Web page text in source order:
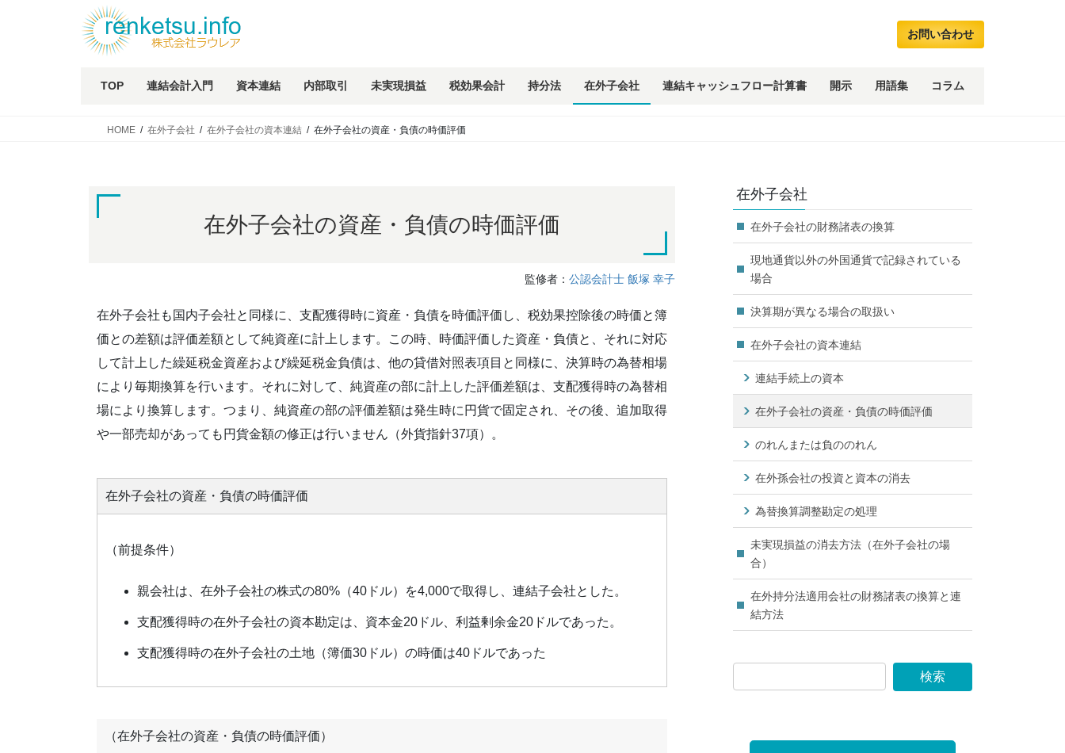
お問い合わせ
TOP 連結会計入門 資本連結 内部取引 未実現損益 税効果会計 持分法 在外子会社 連結キャッシュフロー計算書 開示 用語集 コラム
HOME 在外子会社 在外子会社の資本連結 在外子会社の資産・負債の時価評価
在外子会社の資産・負債の時価評価
監修者： 公認会計士 飯塚 幸子
在外子会社も国内子会社と同様に、支配獲得時に資産・負債を時価評価し、税効果控除後の時価と簿
価との差額は評価差額として純資産に計上します。この時、時価評価した資産・負債と、それに対応
して計上した繰延税金資産および繰延税金負債は、他の貸借対照表項目と同様に、決算時の為替相場
により毎期換算を行います。それに対して、純資産の部に計上した評価差額は、支配獲得時の為替相
場により換算します。つまり、純資産の部の評価差額は発生時に円貨で固定され、その後、追加取得
や一部売却があっても円貨金額の修正は行いません（外貨指針37項）。
在外子会社の資産・負債の時価評価
（前提条件）
親会社は、在外子会社の株式の80%（40ドル）を4,000で取得し、連結子会社とした。
支配獲得時の在外子会社の資本勘定は、資本金20ドル、利益剰余金20ドルであった。
支配獲得時の在外子会社の土地（簿価30ドル）の時価は40ドルであった
（在外子会社の資産・負債の時価評価）
在外子会社
在外子会社の財務諸表の換算
現地通貨以外の外国通貨で記録されている
場合
決算期が異なる場合の取扱い
在外子会社の資本連結
連結手続上の資本
在外子会社の資産・負債の時価評価
のれんまたは負ののれん
在外孫会社の投資と資本の消去
為替換算調整勘定の処理
未実現損益の消去方法（在外子会社の場
合）
在外持分法適用会社の財務諸表の換算と連
結方法